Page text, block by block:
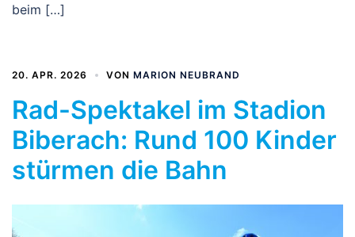
beim […]
20. APR. 2026 VON MARION NEUBRAND
Rad-Spektakel im Stadion
Biberach: Rund 100 Kinder
stürmen die Bahn